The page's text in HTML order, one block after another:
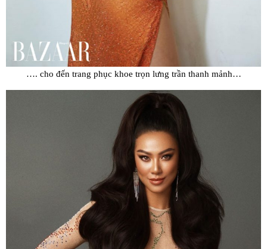
…. cho đến trang phục khoe trọn lưng trần thanh mảnh…